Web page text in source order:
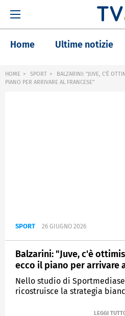
Home Ultime notizie
HOME SPORT
BALZARINI: "JUVE, C'È
PIANO PER ARRIVARE AL FRANCESE"
SPORT 26 GIUGNO 2026
Balzarini: "Juve, c'è
ecco il piano per arrivare
Nello studio di
ricostruisce la strategia